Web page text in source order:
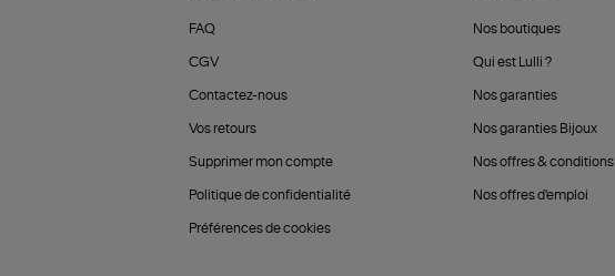
FAQ
CGV
Contactez-nous
Vos retours
Supprimer mon compte
Politique de confidentialité
Préférences de cookies
Nos boutiques
Qui est Lulli ?
Nos garanties
Nos garanties Bijoux
Nos offres & conditions
Nos offres d'emploi